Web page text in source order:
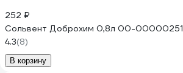
252 ₽
Сольвент Доброхим 0,8л 00-00000251
4.3(8)
В корзину